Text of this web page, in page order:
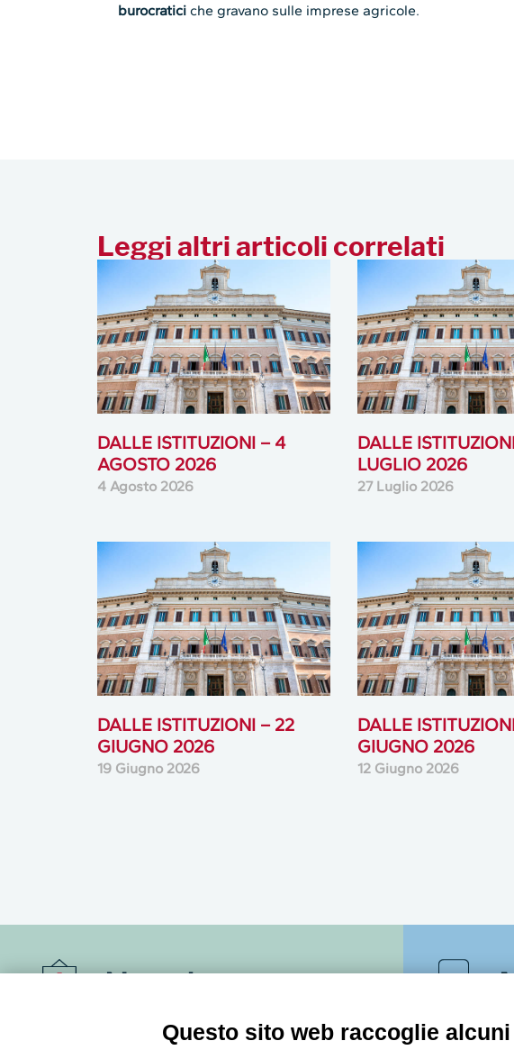
burocratici che gravano sulle imprese agricole.
Leggi altri articoli correlati
DALLE ISTITUZIONI – 4
AGOSTO 2026
4 Agosto 2026
DALLE
LUGLIO 2026
27 Luglio 2026
DALLE ISTITUZIONI – 22
GIUGNO 2026
19 Giugno 2026
DALLE
GIUGNO 2026
12 Giugno 2026
Newsletter
Accedi o iscriviti alla nostra Newsletter Legacoop
Questo sito web raccoglie